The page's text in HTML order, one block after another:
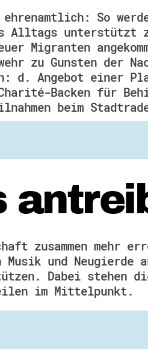
So
Alltags unterstützt
Migranten
zu Gunsten der
d. Angebot einer
Backen für
beim
zusammen mehr
und Neugierde
Dabei stehen
im Mittelpunkt.